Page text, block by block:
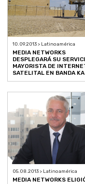
10.09.2013 > Latinoamérica
MEDIA NETWORKS
DESPLEGARÁ SU
MAYORISTA DE
SATELITAL EN BANDA KA
05.08.2013 > Latinoamérica
MEDIA NETWORKS